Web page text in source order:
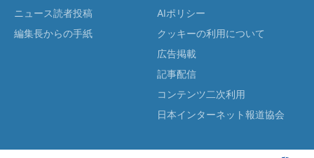
ニュース読者投稿
編集長からの手紙
AIポリシー
クッキーの利用について
広告掲載
記事配信
コンテンツ二次利用
日本インターネット報道協会